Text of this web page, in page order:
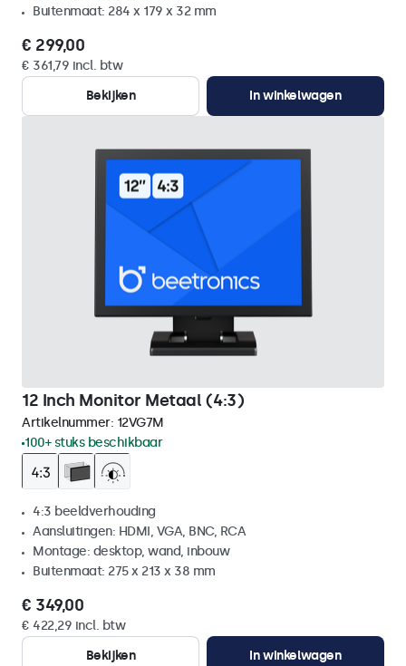
Buitenmaat: 284 x 179 x 32 mm
€ 299,00
€ 361,79 incl. btw
Bekijken
In winkelwagen
12 Inch Monitor Metaal (4:3)
Artikelnummer: 12VG7M
100+ stuks beschikbaar
4:3 beeldverhouding
Aansluitingen: HDMI, VGA, BNC, RCA
Montage: desktop, wand, inbouw
Buitenmaat: 275 x 213 x 38 mm
€ 349,00
€ 422,29 incl. btw
Bekijken
In winkelwagen